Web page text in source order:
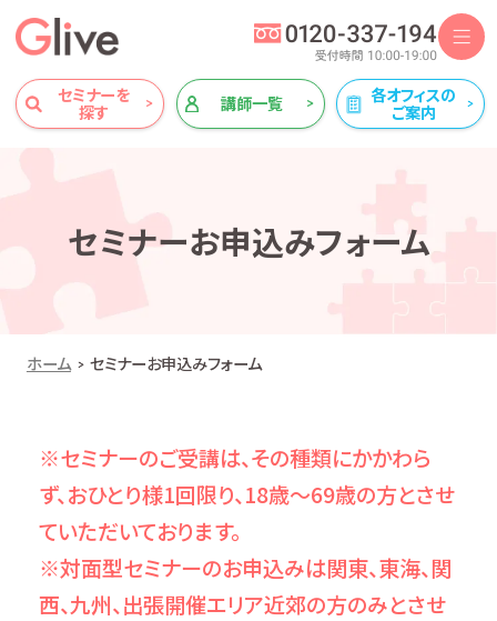
セミナーを
探す
講師一覧
各オフィスの
ご案内
セミナーお申込みフォーム
ホーム セミナーお申込みフォーム
※セミナーのご受講は、その種類にかかわら
ず、おひとり様1回限り、18歳～69歳の方とさせ
ていただいております。
※対面型セミナーのお申込みは関東、東海、関
西、九州、出張開催エリア近郊の方のみとさせ